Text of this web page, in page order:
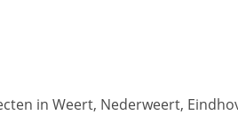
in Weert, Nederweert,